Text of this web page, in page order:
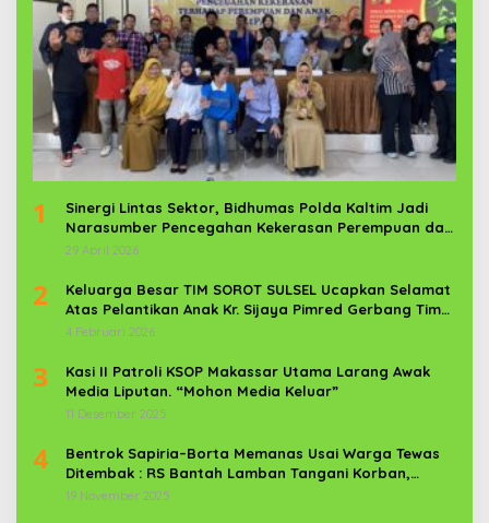
1
Sinergi Lintas Sektor, Bidhumas Polda Kaltim Jadi
Narasumber Pencegahan Kekerasan Perempuan dan
Anak
29 April 2026
2
Keluarga Besar TIM SOROT SULSEL Ucapkan Selamat
Atas Pelantikan Anak Kr. Sijaya Pimred Gerbang Timur
News Com Sebagai Prajurit TNI
4 Februari 2026
3
Kasi II Patroli KSOP Makassar Utama Larang Awak
Media Liputan. “Mohon Media Keluar”
11 Desember 2025
4
Bentrok Sapiria–Borta Memanas Usai Warga Tewas
Ditembak : RS Bantah Lamban Tangani Korban,
Aparat TNI-POLRI Dikerahkan
19 November 2025